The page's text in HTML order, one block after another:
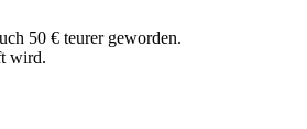
50 € teurer geworden.
wird.